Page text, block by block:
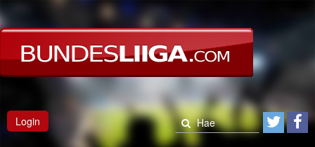
Login